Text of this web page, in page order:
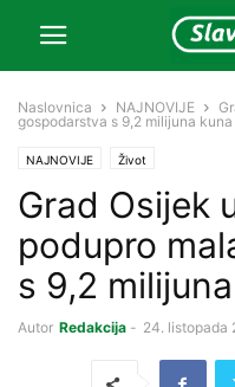
Naslovnica NAJNOVIJE
gospodarstva s 9,2 milijuna kuna
NAJNOVIJE Život
Grad Osijek
podupro
s 9,2
Autor Redakcija - 24. listopada